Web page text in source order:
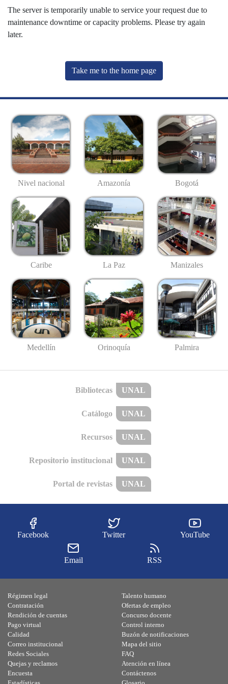
The server is temporarily unable to service your request due to
maintenance downtime or capacity problems. Please try again
later.
Take me to the home page
Nivel nacional Amazonía Bogotá
Caribe La Paz Manizales
Medellín Orinoquía Palmira
Bibliotecas UNAL
Catálogo UNAL
Recursos UNAL
Repositorio institucional UNAL
Portal de revistas UNAL
Facebook Twitter YouTube
Email RSS
Régimen legal
Contratación
Rendición de cuentas
Pago virtual
Calidad
Talento humano
Ofertas de empleo
Concurso docente
Control interno
Buzón de notificaciones
Correo institucional
Redes Sociales
Quejas y reclamos
Encuesta
Mapa del sitio
FAQ
Atención en línea
Contáctenos